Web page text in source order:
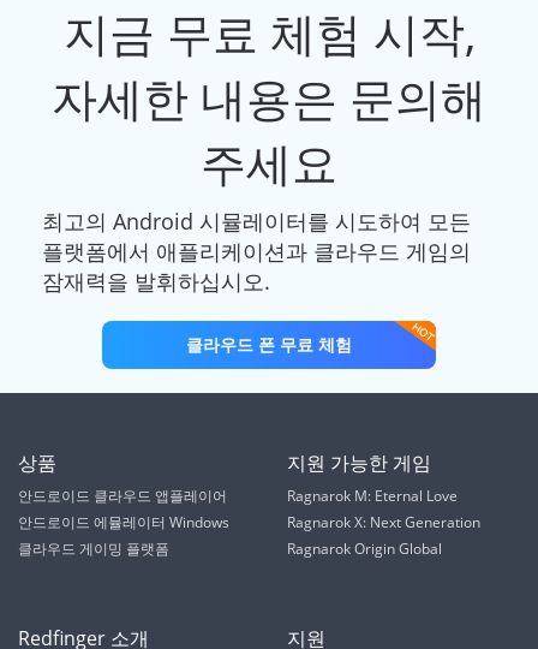
지금 무료 체험 시작,
자세한 내용은 문의해
주세요
최고의 Android 시뮬레이터를 시도하여 모든
플랫폼에서 애플리케이션과 클라우드 게임의
잠재력을 발휘하십시오.
클라우드 폰 무료 체험
상품
안드로이드 클라우드 앱플레이어
안드로이드 에뮬레이터 Windows
클라우드 게이밍 플랫폼
지원 가능한 게임
Ragnarok M: Eternal Love
Ragnarok X: Next Generation
Ragnarok Origin Global
Redfinger 소개 지원